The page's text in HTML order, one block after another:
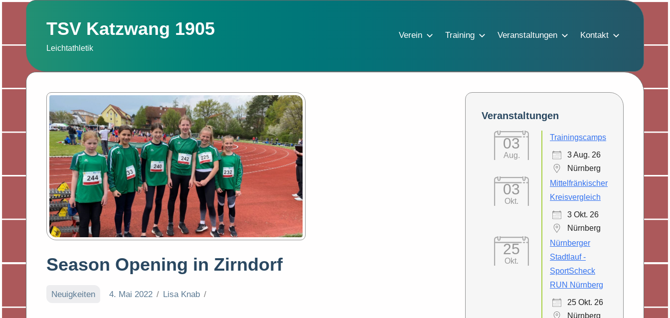
Zum
springenTSV Katzwang 1905
Leichtathletik
Verein Training Veranstaltungen Kontakt
Season Opening in Zirndorf
Neuigkeiten 4. Mai 2022 Lisa Knab
Veranstaltungen
03
Aug.
Trainingscamps
3 Aug. 26
Nürnberg
03
Okt.
Mittelfränkischer
Kreisvergleich
3 Okt. 26
Nürnberg
25
Okt.
Nürnberger
Stadtlauf -
SportScheck
RUN Nürnberg
25 Okt. 26
Nürnberg